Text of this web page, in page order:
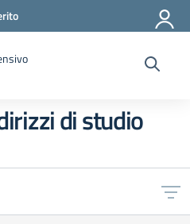
di studio